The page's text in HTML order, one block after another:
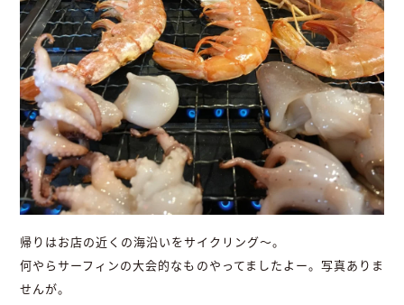
帰りはお店の近くの海沿いをサイクリング～。
何やらサーフィンの大会的なものやってましたよー。写真ありま
せんが。